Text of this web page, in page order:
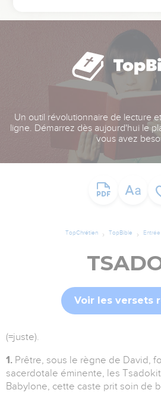
Un outil révolutionnaire de lecture
ligne. Démarrez dès aujourd'hui le
vous avez
TopChrétien TopBible
Voir les versets
(=juste).
1. Prêtre, sous le règne de David,
sacerdotale éminente, les
Babylone, cette caste prit soin de